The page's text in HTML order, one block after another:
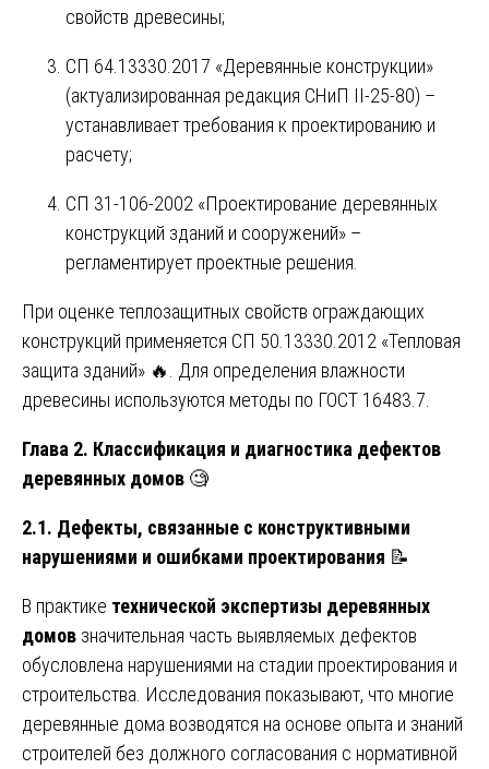
свойств древесины;
СП 64.13330.2017 «Деревянные конструкции»
(актуализированная редакция СНиП II-25-80) –
устанавливает требования к проектированию и
расчету;
СП 31-106-2002 «Проектирование деревянных
конструкций зданий и сооружений» –
регламентирует проектные решения.
При оценке теплозащитных свойств ограждающих
конструкций применяется СП 50.13330.2012 «Тепловая
защита зданий» 🔥. Для определения влажности
древесины используются методы по ГОСТ 16483.7.
Глава 2. Классификация и диагностика дефектов
деревянных домов 🧐
2.1. Дефекты, связанные с конструктивными
нарушениями и ошибками проектирования 📝
В практике технической экспертизы деревянных
домов значительная часть выявляемых дефектов
обусловлена нарушениями на стадии проектирования и
строительства. Исследования показывают, что многие
деревянные дома возводятся на основе опыта и знаний
строителей без должного согласования с нормативной